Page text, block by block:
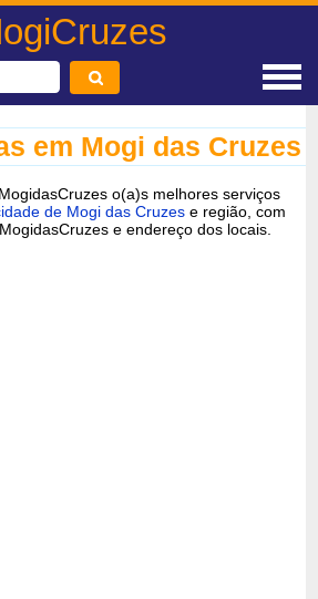
em Mogi das Cruzes
o(a)s melhores serviços
de Mogi das Cruzes e região, com
e endereço dos locais.